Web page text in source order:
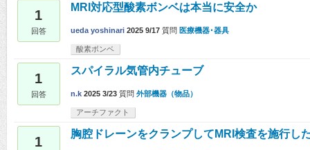
1
回答
MRI対応型酸素ボンベは本当に安全か
ueda yoshinari 2025 9/17 質問 医療機器･器具
酸素ボンベ
1
回答
スパイラル気管内チューブ
n.k 2025 3/23 質問 外部機器（物品）
アーチファクト
1
胸腔ドレーンをクランプしてMRI検査を施行し